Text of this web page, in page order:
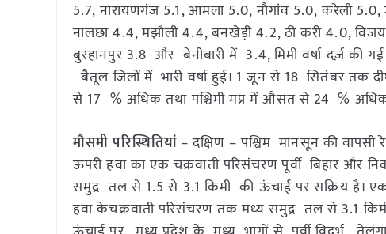
5.7, नारायणगंज 5.1, आमला 5.0, नौगांव 5.0, करेली
नालछा 4.4, मझौली 4.4, बनखेड़ी 4.2, ठी करी 4.0,
बुरहानपुर 3.8 और बेनीबारी में 3.4, मिमी वर्षा दर्ज़ की
बैतूल जिलों में भारी वर्षा हुई। 1 जून से 18 सितंबर तक
से 17 % अधिक तथा पश्चिमी मप्र में औसत से 24 % अधिक
मौसमी परिस्थितियां– दक्षिण – पश्चिम मानसून की वापसी
ऊपरी हवा का एक चक्रवाती परिसंचरण पूर्वी बिहार और
समुद्र तल से 1.5 से 3.1 किमी की ऊंचाई पर सक्रिय है।
हवा केचक्रवाती परिसंचरण तक मध्य समुद्र तल से 3.1